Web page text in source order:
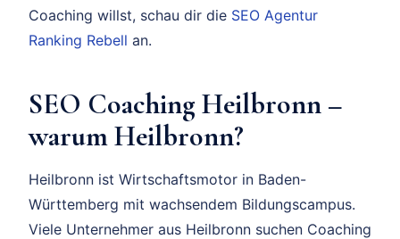
Coaching willst, schau dir die SEO Agentur
Ranking Rebell an.
SEO Coaching Heilbronn –
warum Heilbronn?
Heilbronn ist Wirtschaftsmotor in Baden-
Württemberg mit wachsendem Bildungscampus.
Viele Unternehmer aus Heilbronn suchen Coaching